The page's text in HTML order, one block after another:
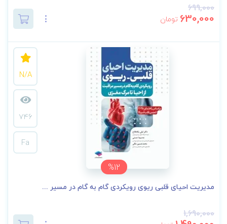
699,000
630,000 تومان
%12
N/A
746
Fa
مدیریت احیای قلبی ریوی رویکردی گام به گام در مسیر ...
1,690,000